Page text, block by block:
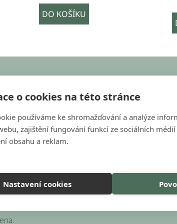
o cookies na této stránce
používáme ke shromažďování a analýze
zajištění fungování funkcí ze sociálních médií
obsahu a reklam.
Nastavení cookies
DO KOŠÍKU
objednavky@bondecor.cz
+420 604 702 245